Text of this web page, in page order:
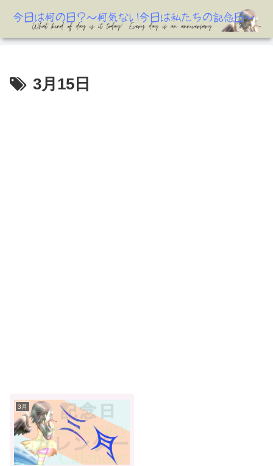
3月15日
3月